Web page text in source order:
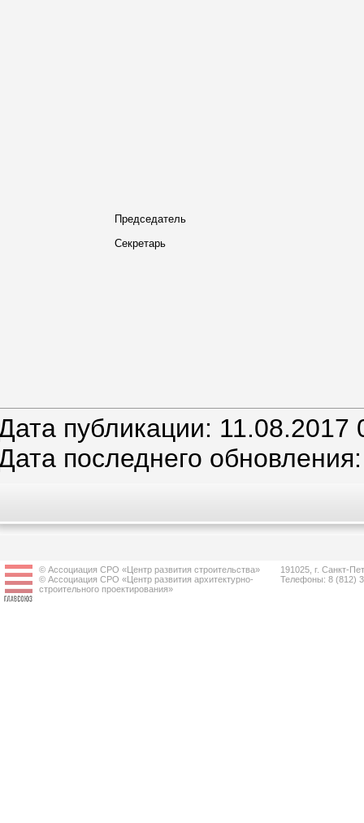
Председатель
Секретарь
публикации: 11.08.2017
последнего
© Ассоциация СРО «Центр развития строительства»
© Ассоциация СРО «Центр развития архитектурно-
строительного проектирования»
191025, г. Санкт-
Телефоны: 8 (812)